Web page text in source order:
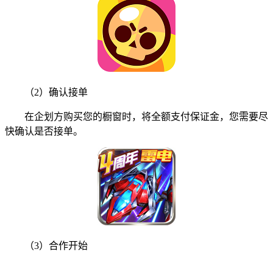
（2）确认接单
在企划方购买您的橱窗时，将全额支付保证金，您需要尽
快确认是否接单。
（3）合作开始